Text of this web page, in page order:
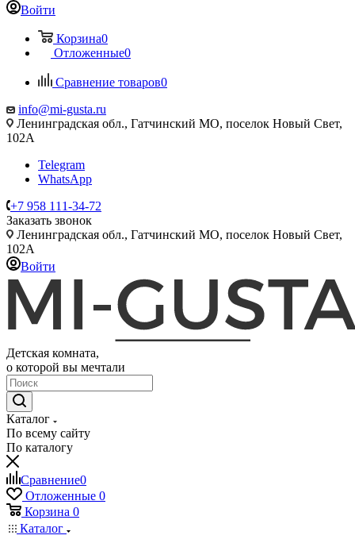
Войти
Корзина0
Отложенные0
Сравнение товаров0
info@mi-gusta.ru
Ленинградская обл., Гатчинский МО, поселок Новый Свет,
102А
Telegram
WhatsApp
+7 958 111-34-72
Заказать звонок
Ленинградская обл., Гатчинский МО, поселок Новый Свет,
102А
Войти
Детская комната,
о которой вы мечтали
Каталог
По всему сайту
По каталогу
Сравнение0
Отложенные 0
Корзина 0
Каталог